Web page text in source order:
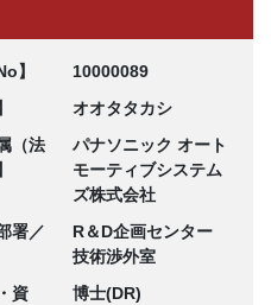
】
10000089
オオタタカシ
（法
パナソニック オート
モーティブシステム
ズ株式会社
署／
R＆D企画センター
技術渉外室
資
博士(DR)